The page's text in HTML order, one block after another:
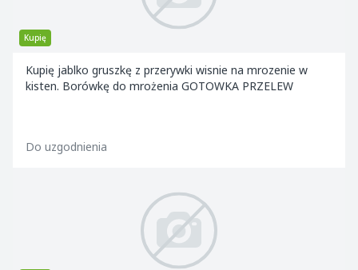
Kupię
Kupię jablko gruszkę z przerywki wisnie na mrozenie w
kisten. Borówkę do mrożenia GOTOWKA PRZELEW
Do uzgodnienia